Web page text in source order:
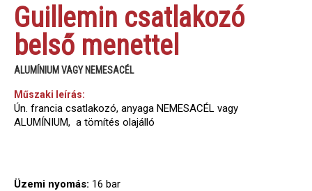
Guillemin csatlakozó
belső menettel
ALUMÍNIUM VAGY NEMESACÉL
Műszaki leírás:
Ún. francia csatlakozó, anyaga NEMESACÉL vagy
ALUMÍNIUM, a tömítés olajálló
Üzemi nyomás: 16 bar